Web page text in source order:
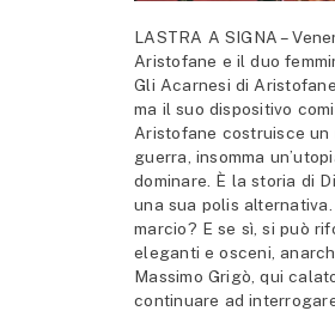
LASTRA A SIGNA –
Aristofane e il duo
Gli Acarnesi di
ma il suo dispositivo
Aristofane costruisce un
guerra, insomma
dominare. È la storia di
una sua polis
marcio? E se sì, si può
eleganti e osceni,
Massimo Grigò, qui
continuare ad